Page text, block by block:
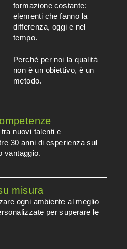
formazione costante:
elementi che fanno la
differenza, oggi e nel
tempo.
Perché per noi la qualità
non è un obiettivo, è un
metodo.
nuovi talenti e
30 anni di esperienza sul
vantaggio.
misura
ogni ambiente al meglio
per superare le